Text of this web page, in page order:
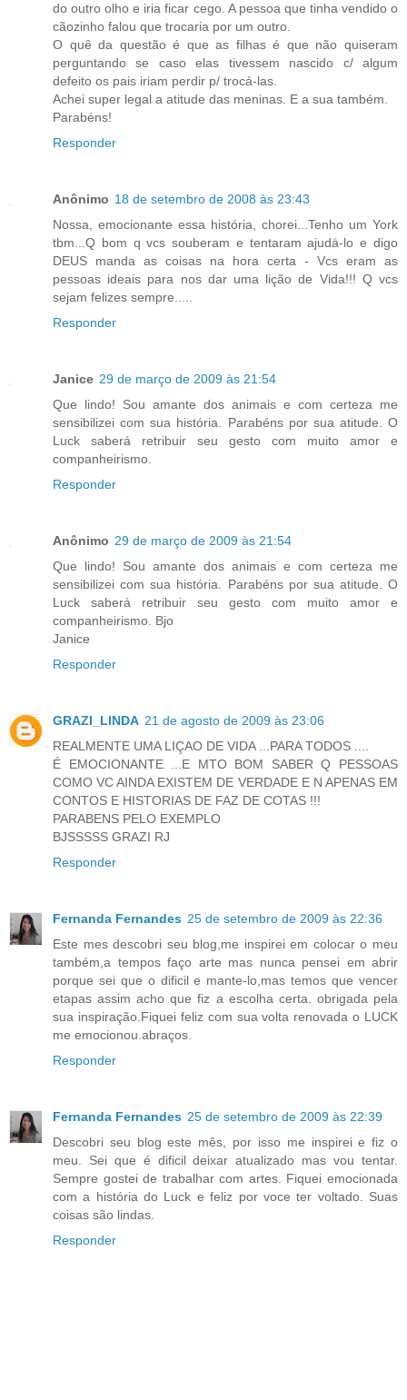
do outro olho e iria ficar cego. A pessoa que tinha vendido o
cãozinho falou que trocaria por um outro.
O quê da questão é que as filhas é que não quiseram
perguntando se caso elas tivessem nascido c/ algum
defeito os pais iriam perdir p/ trocá-las.
Achei super legal a atitude das meninas. E a sua também.
Parabéns!
Responder
Anônimo 18 de setembro de 2008 às 23:43
Nossa, emocionante essa história, chorei...Tenho um York
tbm...Q bom q vcs souberam e tentaram ajudá-lo e digo
DEUS manda as coisas na hora certa - Vcs eram as
pessoas ideais para nos dar uma lição de Vida!!! Q vcs
sejam felizes sempre.....
Responder
Janice 29 de março de 2009 às 21:54
Que lindo! Sou amante dos animais e com certeza me
sensibilizei com sua história. Parabéns por sua atitude. O
Luck saberá retribuir seu gesto com muito amor e
companheirismo.
Responder
Anônimo 29 de março de 2009 às 21:54
Que lindo! Sou amante dos animais e com certeza me
sensibilizei com sua história. Parabéns por sua atitude. O
Luck saberá retribuir seu gesto com muito amor e
companheirismo. Bjo
Janice
Responder
GRAZI_LINDA 21 de agosto de 2009 às 23:06
REALMENTE UMA LIÇAO DE VIDA ...PARA TODOS ....
É EMOCIONANTE ...E MTO BOM SABER Q PESSOAS
COMO VC AINDA EXISTEM DE VERDADE E N APENAS EM
CONTOS E HISTORIAS DE FAZ DE COTAS !!!
PARABENS PELO EXEMPLO
BJSSSSS GRAZI RJ
Responder
Fernanda Fernandes 25 de setembro de 2009 às 22:36
Este mes descobri seu blog,me inspirei em colocar o meu
também,a tempos faço arte mas nunca pensei em abrir
porque sei que o dificil e mante-lo,mas temos que vencer
etapas assim acho que fiz a escolha certa. obrigada pela
sua inspiração.Fiquei feliz com sua volta renovada o LUCK
me emocionou.abraços.
Responder
Fernanda Fernandes 25 de setembro de 2009 às 22:39
Descobri seu blog este mês, por isso me inspirei e fiz o
meu. Sei que é dificil deixar atualizado mas vou tentar.
Sempre gostei de trabalhar com artes. Fiquei emocionada
com a história do Luck e feliz por voce ter voltado. Suas
coisas são lindas.
Responder